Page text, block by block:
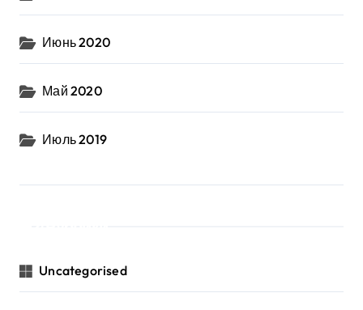
Июнь 2020
Май 2020
Июль 2019
Uncategorised